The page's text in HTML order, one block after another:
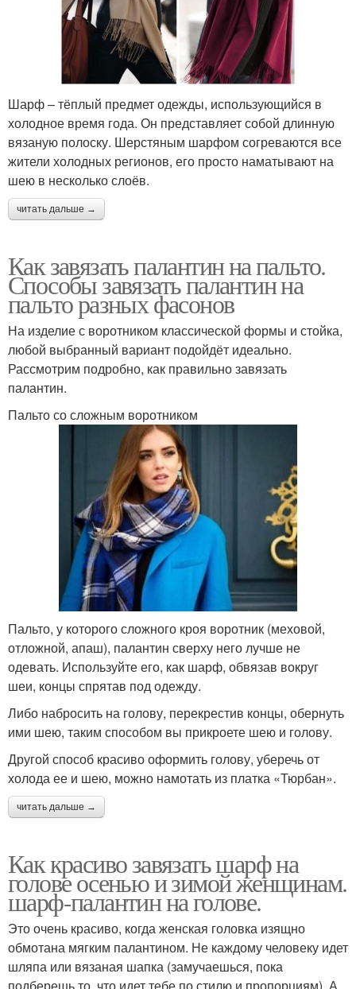
Шарф – тёплый предмет одежды, использующийся в
холодное время года. Он представляет собой длинную
вязаную полоску. Шерстяным шарфом согреваются все
жители холодных регионов, его просто наматывают на
шею в несколько слоёв.
читать дальше →
Как завязать палантин на пальто.
Способы завязать палантин на
пальто разных фасонов
На изделие с воротником классической формы и стойка,
любой выбранный вариант подойдёт идеально.
Рассмотрим подробно, как правильно завязать
палантин.
Пальто со сложным воротником
Пальто, у которого сложного кроя воротник (меховой,
отложной, апаш), палантин сверху него лучше не
одевать. Используйте его, как шарф, обвязав вокруг
шеи, концы спрятав под одежду.
Либо набросить на голову, перекрестив концы, обернуть
ими шею, таким способом вы прикроете шею и голову.
Другой способ красиво оформить голову, уберечь от
холода ее и шею, можно намотать из платка «Тюрбан».
читать дальше →
Как красиво завязать шарф на
голове осенью и зимой женщинам.
шарф-палантин на голове.
Это очень красиво, когда женская головка изящно
обмотана мягким палантином. Не каждому человеку идет
шляпа или вязаная шапка (замучаешься, пока